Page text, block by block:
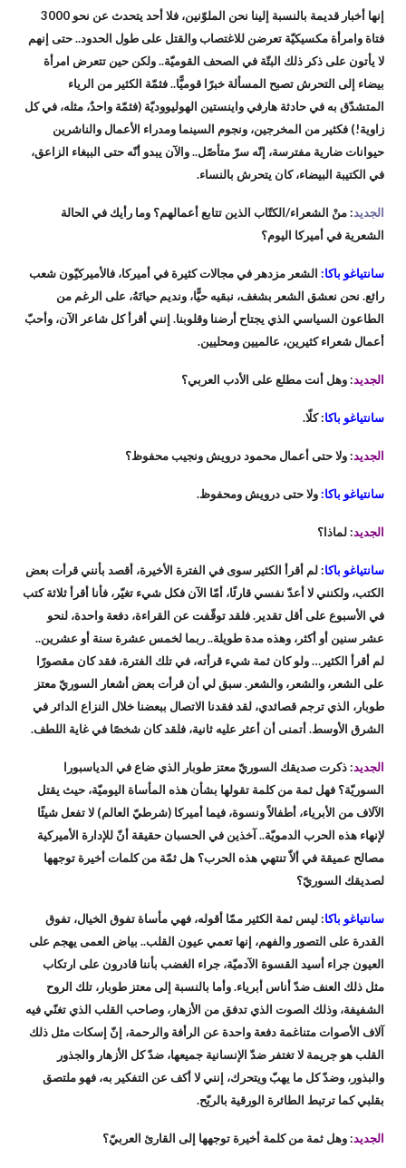
إنها أخبار قديمة بالنسبة إلينا نحن الملوّنين، فلا أحد يتحدث عن نحو 3000
فتاة وامرأة مكسيكيّة تعرضن للاغتصاب والقتل على طول الحدود.. حتى إنهم
لا يأتون على ذكر ذلك البتّة في الصحف القوميّة.. ولكن حين تتعرض امرأة
بيضاء إلى التحرش تصبح المسألة خبرًا قوميًّا.. فثمّة الكثير من الرياء
المتشدّق به في حادثة هارفي واينستين الهوليووديّة (فثمّة واحدٌ، مثله، في كل
زاوية!) فكثير من المخرجين، ونجوم السينما ومدراء الأعمال والناشرين
حيوانات ضارية مفترسة، إنّه سرّ متأصّل.. والآن يبدو أنّه حتى الببغاء الزاعق،
في الكتيبة البيضاء، كان يتحرش بالنساء.
الجديد: منْ الشعراء/الكتّاب الذين تتابع أعمالهم؟ وما رأيك في الحالة
الشعرية في أميركا اليوم؟
سانتياغو باكا: الشعر مزدهر في مجالات كثيرة في أميركا، فالأميركيّون شعب
رائع. نحن نعشق الشعر بشغف، نبقيه حيًّا، ونديم حياتَهُ، على الرغم من
الطاعون السياسي الذي يجتاح أرضنا وقلوبنا. إنني أقرأ كل شاعر الآن، وأحبّ
أعمال شعراء كثيرين، عالميين ومحليين.
الجديد: وهل أنت مطلع على الأدب العربي؟
سانتياغو باكا: كلّا.
الجديد: ولا حتى أعمال محمود درويش ونجيب محفوظ؟
سانتياغو باكا:ولا حتى درويش ومحفوظ.
الجديد: لماذا؟
سانتياغو باكا: لم أقرأ الكثير سوى في الفترة الأخيرة، أقصد بأنني قرأت بعض
الكتب، ولكنني لا أعدّ نفسي قارئًا، أمّا الآن فكل شيء تغيّر، فأنا أقرأ ثلاثة كتب
في الأسبوع على أقل تقدير. فلقد توقّفت عن القراءة، دفعة واحدة، لنحو
عشر سنين أو أكثر، وهذه مدة طويلة.. ربما لخمس عشرة سنة أو عشرين..
لم أقرأ الكثير… ولو كان ثمة شيء قرأته، في تلك الفترة، فقد كان مقصورًا
على الشعر، والشعر، والشعر. سبق لي أن قرأت بعض أشعار السوريّ معتز
طوبار، الذي ترجم قصائدي، لقد فقدنا الاتصال ببعضنا خلال النزاع الدائر في
الشرق الأوسط. أتمنى أن أعثر عليه ثانية، فلقد كان شخصًا في غاية اللطف.
الجديد: ذكرت صديقك السوريّ معتز طوبار الذي ضاع في الدياسبورا
السوريّة؟ فهل ثمة من كلمة تقولها بشأن هذه المأساة اليوميّة، حيث يقتل
الآلاف من الأبرياء، أطفالاً ونسوة، فيما أميركا (شرطيّ العالم) لا تفعل شيئًا
لإنهاء هذه الحرب الدمويّة.. آخذين في الحسبان حقيقة أنّ للإدارة الأميركية
مصالح عميقة في ألاّ تنتهي هذه الحرب؟ هل ثمّة من كلمات أخيرة توجهها
لصديقك السوريّ؟
سانتياغو باكا: ليس ثمة الكثير ممّا أقوله، فهي مأساة تفوق الخيال، تفوق
القدرة على التصور والفهم، إنها تعمي عيون القلب.. بياض العمى يهجم على
العيون جراء أسيد القسوة الآدميّة، جراء الغضب بأننا قادرون على ارتكاب
مثل ذلك العنف ضدّ أناس أبرياء. وأما بالنسبة إلى معتز طوبار، تلك الروح
الشفيفة، وذلك الصوت الذي تدفق من الأزهار، وصاحب القلب الذي تغنّي فيه
آلاف الأصوات متناغمة دفعة واحدة عن الرأفة والرحمة، إنّ إسكات مثل ذلك
القلب هو جريمة لا تغتفر ضدّ الإنسانية جميعها، ضدّ كل الأزهار والجذور
والبذور، وضدّ كل ما يهبّ ويتحرك، إنني لا أكف عن التفكير به، فهو ملتصق
بقلبي كما ترتبط الطائرة الورقية بالريّح.
الجديد: وهل ثمة من كلمة أخيرة توجهها إلى القارئ العربيّ؟